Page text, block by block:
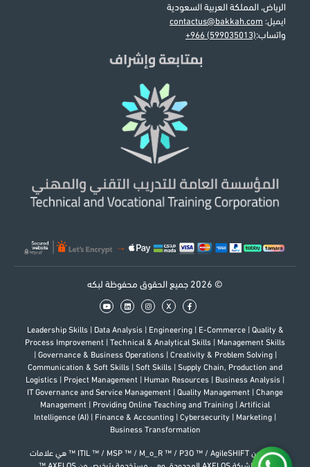
الرياض، المملكة العربية السعودية
ايميل: contactus@bakkah.com
واتساب:+966 (599035013)
© 2026 جميع الحقوق محفوظة لبكه
x
Leadership Skills Data Analysis Engineering E-Commerce
Quality &
Process Improvement
Technical & Analytical Skills
Management Skills
Governance & Business Operations Creativity & Problem Solving
Communication & Soft Skills
Soft Skills
Supply Chain, Production and
Logistics
Project Management Human Resources Business Analysis
IT Governance and Service Management
Quality Management
Change
Management
Providing Online Teaching and Training
Artificial
Intelligence (AI)
Finance & Accounting Cybersecurity Marketing
Business Transformation
إن كل من ITIL ™ / MSP ™ / M_o_R ™ / P3O ™ / AgileSHIFT ™ هي علامات